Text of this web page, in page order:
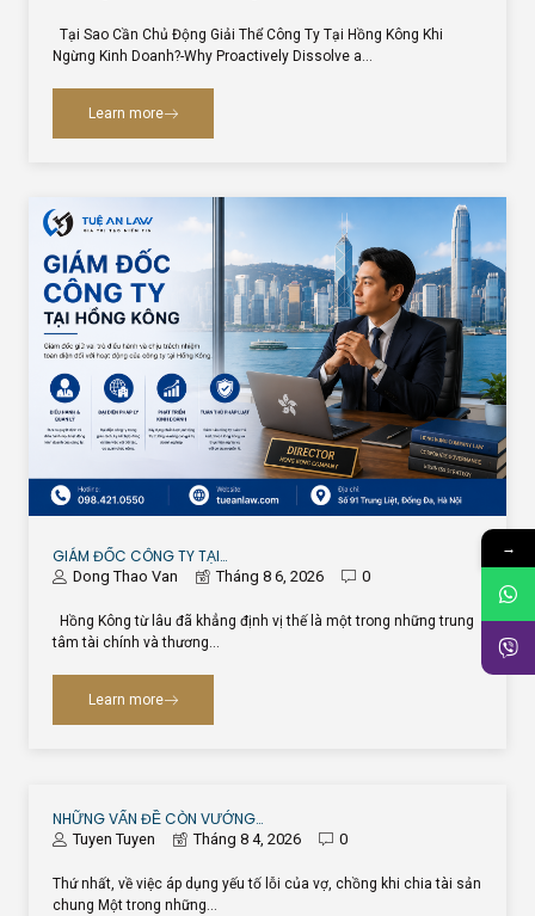
Tại Sao Cần Chủ Động Giải Thể Công Ty Tại Hồng Kông Khi
Ngừng Kinh Doanh?-Why Proactively Dissolve a…
Learn more
GIÁM ĐỐC CÔNG TY TẠI…
Dong Thao Van Tháng 8 6, 2026 0
Hồng Kông từ lâu đã khẳng định vị thế là một trong những trung
tâm tài chính và thương…
Learn more
NHỮNG VẤN ĐỀ CÒN VƯỚNG…
Tuyen Tuyen Tháng 8 4, 2026 0
Thứ nhất, về việc áp dụng yếu tố lỗi của vợ, chồng khi chia tài sản
chung Một trong những…
→